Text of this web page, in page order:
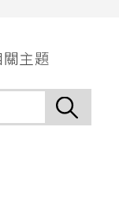
關主題